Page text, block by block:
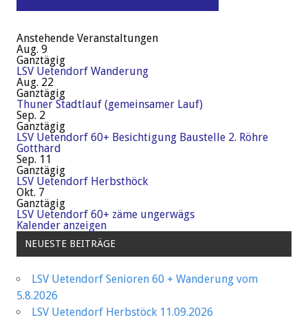
Anstehende Veranstaltungen
Aug. 9
Ganztägig
LSV Uetendorf Wanderung
Aug. 22
Ganztägig
Thuner Stadtlauf (gemeinsamer Lauf)
Sep. 2
Ganztägig
LSV Uetendorf 60+ Besichtigung Baustelle 2. Röhre
Gotthard
Sep. 11
Ganztägig
LSV Uetendorf Herbsthöck
Okt. 7
Ganztägig
LSV Uetendorf 60+ zäme ungerwägs
Kalender anzeigen
NEUESTE BEITRÄGE
LSV Uetendorf Senioren 60 + Wanderung vom
5.8.2026
LSV Uetendorf Herbstöck 11.09.2026